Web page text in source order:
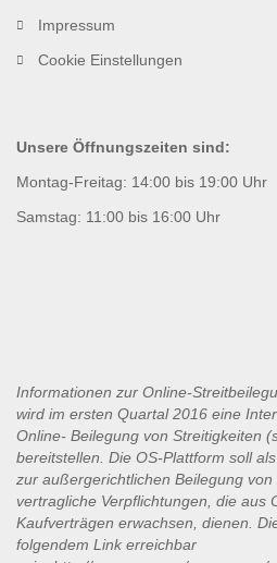
Impressum
Cookie Einstellungen
Unsere Öffnungszeiten sind:
Montag-Freitag: 14:00 bis 19:00 Uhr
Samstag: 11:00 bis 16:00 Uhr
Informationen zur Online-
wird im ersten Quartal 2016 eine
Online- Beilegung von Streitigkeiten
bereitstellen. Die OS-Plattform soll
zur außergerichtlichen Beilegung
vertragliche Verpflichtungen, die aus
Kaufverträgen erwachsen, dienen.
folgendem Link erreichbar